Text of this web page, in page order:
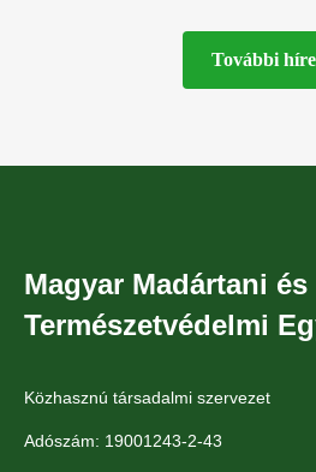
További
Magyar Madártani és
Természetvédelmi
Közhasznú társadalmi szervezet
Adószám: 19001243-2-43